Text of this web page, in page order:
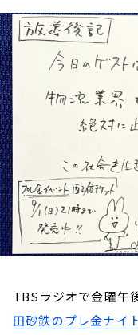
トピックス
TBS Podcast
お知らせ
イベント・グ
YouTube
会社情報
TBSラジオで金曜午
田砂鉄のプレ金ナイ